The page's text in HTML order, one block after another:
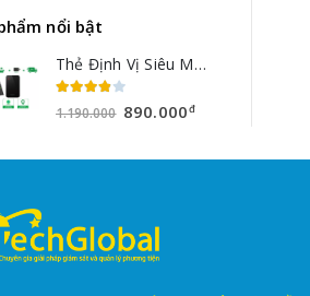
nổi bật
Thẻ Định Vị Siêu Mỏng Loctag LT1 - Định Vị Không Sim
1.190.000 890.000đ